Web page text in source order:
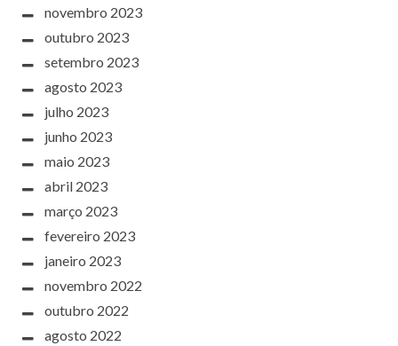
novembro 2023
outubro 2023
setembro 2023
agosto 2023
julho 2023
junho 2023
maio 2023
abril 2023
março 2023
fevereiro 2023
janeiro 2023
novembro 2022
outubro 2022
agosto 2022